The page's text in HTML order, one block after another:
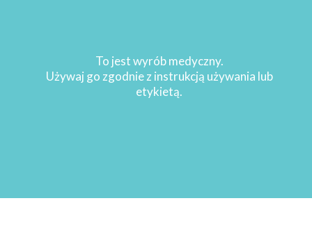
zastrzeżone
To jest wyrób medyczny.
Używaj go zgodnie z instrukcją używania lub
etykietą.